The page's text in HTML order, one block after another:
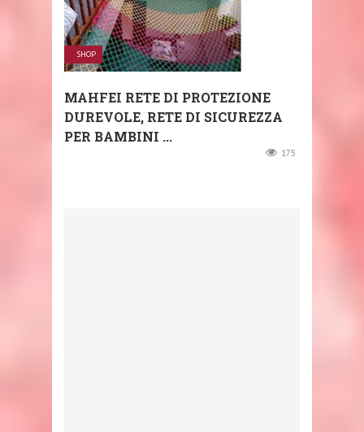
SHOP
MAHFEI RETE DI PROTEZIONE
DUREVOLE, RETE DI SICUREZZA
PER BAMBINI ...
175